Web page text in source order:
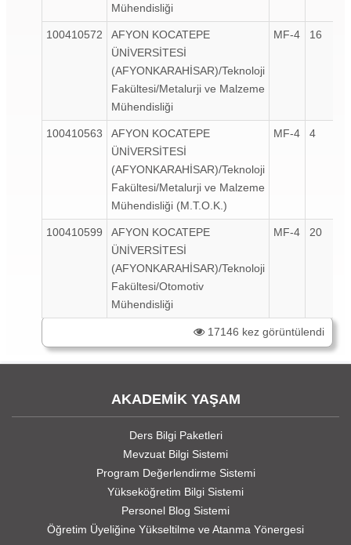
Mühendisliği
100410572
AFYON KOCATEPE
ÜNİVERSİTESİ
(AFYONKARAHİSAR)/Teknoloji
Fakültesi/Metalurji ve Malzeme
Mühendisliği
MF-4 16
100410563
AFYON KOCATEPE
ÜNİVERSİTESİ
(AFYONKARAHİSAR)/Teknoloji
Fakültesi/Metalurji ve Malzeme
Mühendisliği (M.T.O.K.)
MF-4 4
100410599
AFYON KOCATEPE
ÜNİVERSİTESİ
(AFYONKARAHİSAR)/Teknoloji
Fakültesi/Otomotiv
Mühendisliği
MF-4 20
17146 kez görüntülendi
AKADEMİK YAŞAM
Ders Bilgi Paketleri
Mevzuat Bilgi Sistemi
Program Değerlendirme Sistemi
Yükseköğretim Bilgi Sistemi
Personel Blog Sistemi
Öğretim Üyeliğine Yükseltilme ve Atanma Yönergesi